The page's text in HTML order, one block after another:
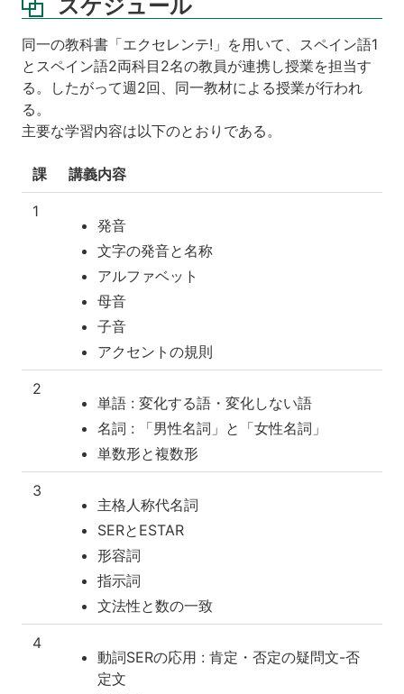
スケジュール
同一の教科書「エクセレンテ!」を用いて、スペイン語1
とスペイン語2両科目2名の教員が連携し授業を担当す
る。したがって週2回、同一教材による授業が行われ
る。
主要な学習内容は以下のとおりである。
課 講義内容
1
発音
文字の発音と名称
アルファベット
母音
子音
アクセントの規則
2
単語 : 変化する語・変化しない語
名詞 : 「男性名詞」と「女性名詞」
単数形と複数形
3
主格人称代名詞
SERとESTAR
形容詞
指示詞
文法性と数の一致
4
動詞SERの応用 : 肯定・否定の疑問文-否
定文